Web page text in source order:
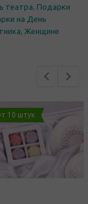
театра, Подарки
на День
, Женщине
10 штук